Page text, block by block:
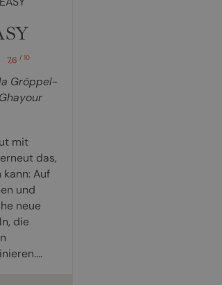
7,6/ 10
Gröppel-
mit
das,
Auf
und
neue
die